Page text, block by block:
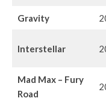
Gravity
Interstellar
Mad Max – Fury
Road